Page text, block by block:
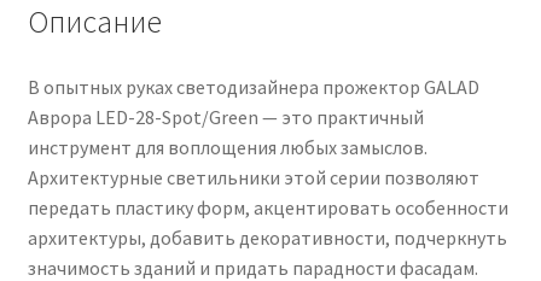
Описание
В опытных руках светодизайнера прожектор GALAD
Аврора LED-28-Spot/Green — это практичный
инструмент для воплощения любых замыслов.
Архитектурные светильники этой серии позволяют
передать пластику форм, акцентировать особенности
архитектуры, добавить декоративности, подчеркнуть
значимость зданий и придать парадности фасадам.